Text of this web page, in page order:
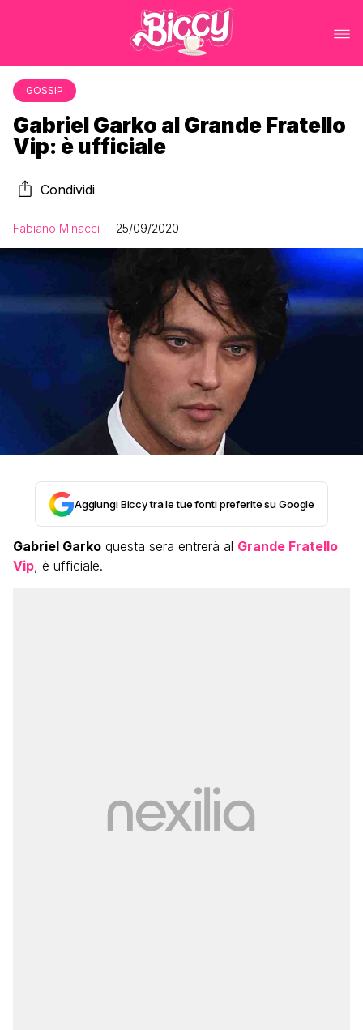
GOSSIP
Gabriel Garko al Grande Fratello
Vip: è ufficiale
Condividi
Fabiano Minacci 25/09/2020
Aggiungi Biccy tra le tue fonti preferite su Google
Gabriel Garko questa sera entrerà al Grande Fratello
Vip , è ufficiale.